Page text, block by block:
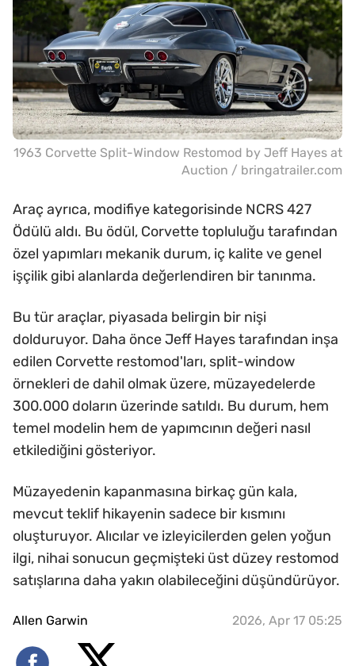
1963 Corvette Split-Window Restomod by Jeff Hayes at
Auction / bringatrailer.com
Araç ayrıca, modifiye kategorisinde NCRS 427
Ödülü aldı. Bu ödül, Corvette topluluğu tarafından
özel yapımları mekanik durum, iç kalite ve genel
işçilik gibi alanlarda değerlendiren bir tanınma.
Bu tür araçlar, piyasada belirgin bir nişi
dolduruyor. Daha önce Jeff Hayes tarafından inşa
edilen Corvette restomod'ları, split-window
örnekleri de dahil olmak üzere, müzayedelerde
300.000 doların üzerinde satıldı. Bu durum, hem
temel modelin hem de yapımcının değeri nasıl
etkilediğini gösteriyor.
Müzayedenin kapanmasına birkaç gün kala,
mevcut teklif hikayenin sadece bir kısmını
oluşturuyor. Alıcılar ve izleyicilerden gelen yoğun
ilgi, nihai sonucun geçmişteki üst düzey restomod
satışlarına daha yakın olabileceğini düşündürüyor.
Allen Garwin 2026, Apr 17 05:25